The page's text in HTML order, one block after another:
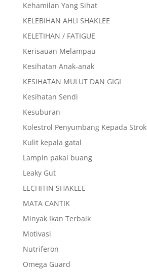
Kehamilan Yang Sihat
KELEBIHAN AHLI SHAKLEE
KELETIHAN / FATIGUE
Kerisauan Melampau
Kesihatan Anak-anak
KESIHATAN MULUT DAN GIGI
Kesihatan Sendi
Kesuburan
Kolestrol Penyumbang Kepada Strok
Kulit kepala gatal
Lampin pakai buang
Leaky Gut
LECHITIN SHAKLEE
MATA CANTIK
Minyak Ikan Terbaik
Motivasi
Nutriferon
Omega Guard